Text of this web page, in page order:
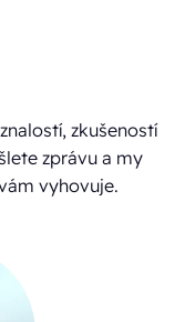
zkušeností
zprávu a my
vyhovuje.